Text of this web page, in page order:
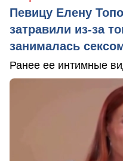
Певицу Елену
затравили из-за
занималась
Ранее ее интимные